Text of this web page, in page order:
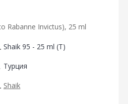
Rabanne Invictus), 25 ml
Shaik 95 - 25 ml (T)
Турция
Shaik